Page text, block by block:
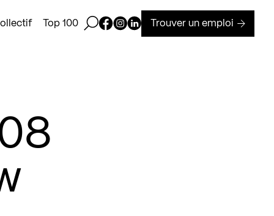
Top 100 Ouvrir la barre de recherche
Page Facebook de Kollectif
Page Instagram de Kollectif
Page Linkedin de Kollectif
Trouver un emploi